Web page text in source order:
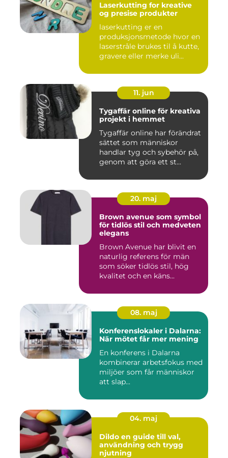
Laserkutting for kreative
og presise produkter
laserkutting er en
produksjonsmetode hvor en
laserstråle brukes til å kutte,
gravere eller merke uli...
11. jun
Tygaffär online för kreativa
projekt i hemmet
Tygaffär online har förändrat
sättet som människor
handlar tyg och sybehör på,
genom att göra ett st...
20. maj
Brown avenue som symbol
för tidlös stil och medveten
elegans
Brown Avenue har blivit en
naturlig referens för män
som söker tidlös stil, hög
kvalitet och en käns...
08. maj
Konferenslokaler i Dalarna:
När mötet får mer mening
En konferens i Dalarna
kombinerar arbetsfokus med
miljöer som får människor
att slap...
04. maj
Dildo en guide till val,
användning och trygg
njutning